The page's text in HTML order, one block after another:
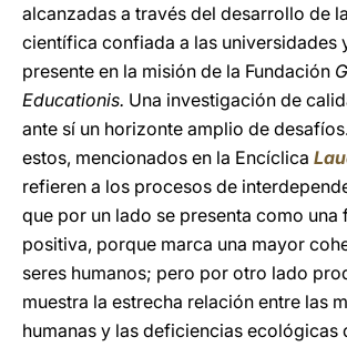
alcanzadas a través del desarrollo de
científica confiada a las universidades
presente en la misión de la Fundación
Educationis. Una investigación de
ante sí un horizonte amplio de
estos, mencionados en la Encíclica
refieren a los procesos de
que por un lado se presenta como una
positiva, porque marca una mayor
seres humanos; pero por otro lado
muestra la estrecha relación entre las
humanas y las deficiencias ecológicas